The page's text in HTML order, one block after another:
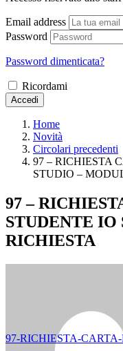
Email address
Password
Password dimenticata?
Ricordami
Accedi
Home
Novità
Circolari precedenti
97 – RICHIESTA
STUDIO –
97 –
STUDENTE
RICHIESTA
97-RICHIESTA-